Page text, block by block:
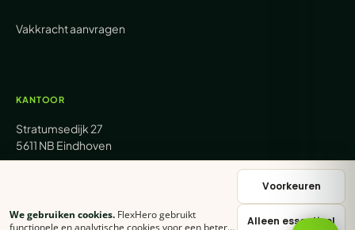
Vakkracht aanvragen
KANTOOR
Stratumsedijk 27
5611 NB Eindhoven
sales@flexhero.com
We gebruiken cookies. FlexHero gebruikt
functionele en analytische cookies voor een betere
Voorkeuren
Alleen essentieel